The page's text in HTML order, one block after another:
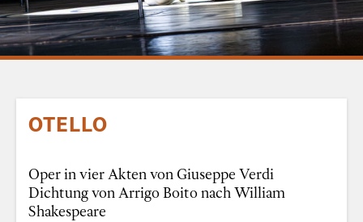
OTELLO
Oper in vier Akten von Giuseppe Verdi
Dichtung von Arrigo Boito nach William
Shakespeare